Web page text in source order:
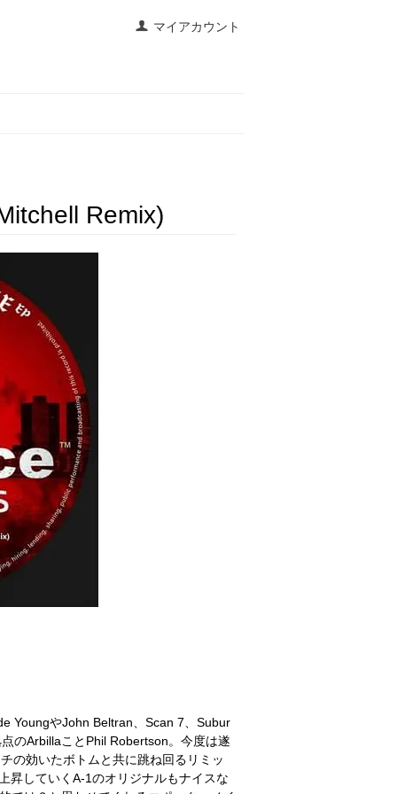
マイアカウント
Remix)
YoungやJohn Beltran、Scan 7、Subur
のArbillaことPhil Robertson。今度は遂
の効いたボトムと共に跳ね回るリミッ
昇していくA-1のオリジナルもナイスな